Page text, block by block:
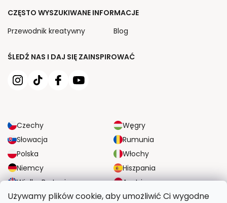
Używamy plików cookie, aby umożliwić Ci wygodne
ŚLEDŹ NAS I DAJ SIĘ ZAINSPIROWAĆ
Czechy
Węgry
Słowacja
Rumunia
Polska
Włochy
Niemcy
Hiszpania
Wielka Brytania
Austria
CZĘSTO WYSZUKIWANE INFORMACJE
Przewodnik kreatywny
Blog